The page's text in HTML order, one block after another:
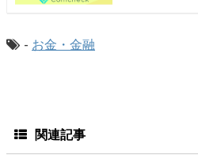
- お金・金融
関連記事